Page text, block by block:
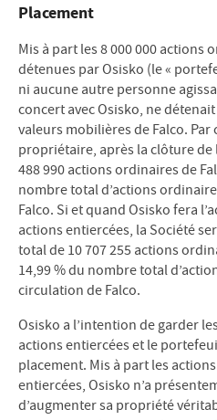
Placement
Mis à part les 8 000 000 actions
détenues par Osisko (le «
ni aucune autre personne
concert avec Osisko, ne
valeurs mobilières de Falco.
propriétaire, après la clôture de
488 990 actions ordinaires de
nombre total d’actions
Falco. Si et quand Osisko fera
actions entiercées, la Société
total de 10 707 255 actions
14,99 % du nombre total
circulation de Falco.
Osisko a l’intention de garder
actions entiercées et le
placement. Mis à part les
entiercées, Osisko n’a
d’augmenter sa propriété